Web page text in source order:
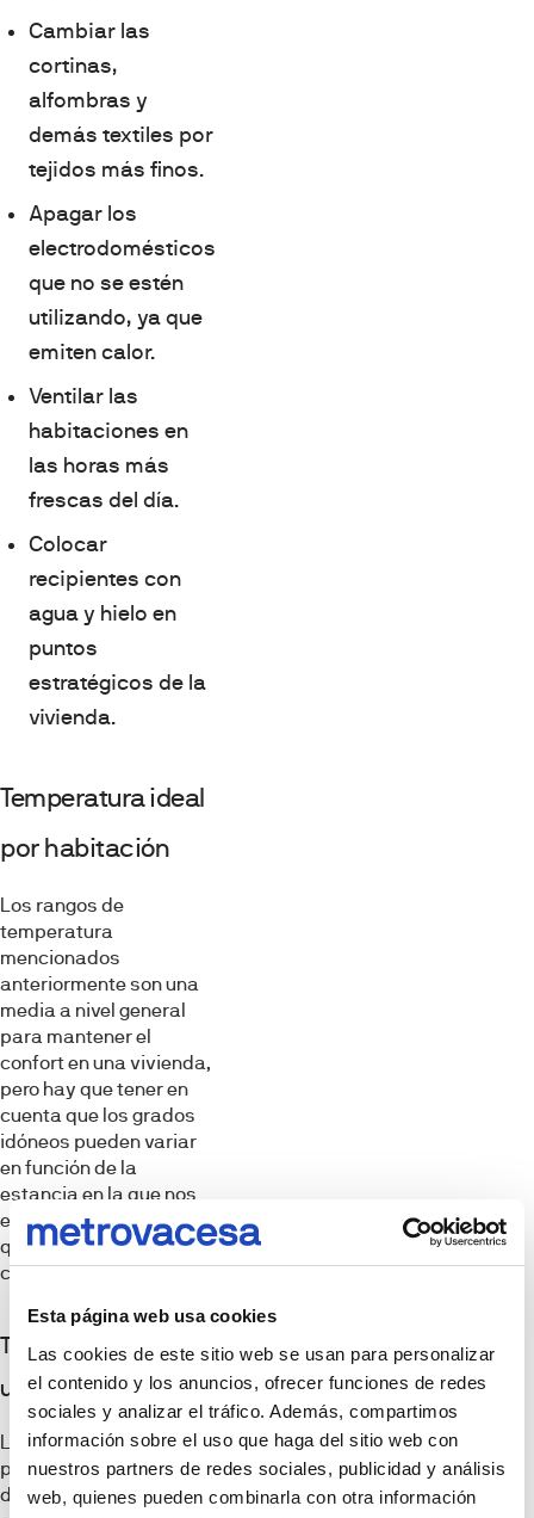
Esta página web usa cookies
Las cookies de este sitio web se usan para personalizar
el contenido y los anuncios, ofrecer funciones de redes
sociales y analizar el tráfico. Además, compartimos
información sobre el uso que haga del sitio web con
nuestros partners de redes sociales, publicidad y análisis
web, quienes pueden combinarla con otra información
Cambiar las
cortinas,
alfombras y
demás textiles por
tejidos más finos.
Apagar los
electrodomésticos
que no se estén
utilizando, ya que
emiten calor.
Ventilar las
habitaciones en
las horas más
frescas del día.
Colocar
recipientes con
agua y hielo en
puntos
estratégicos de la
vivienda.
Temperatura ideal
por habitación
Los rangos de
temperatura
mencionados
anteriormente son una
media a nivel general
para mantener el
confort en una vivienda,
pero hay que tener en
cuenta que los grados
idóneos pueden variar
en función de la
estancia en la que nos
encontremos, del modo
que se muestra a
continuación.
Temperatura ideal de
un dormitorio
La temperatura
perfecta para el
dormitorio suele estar